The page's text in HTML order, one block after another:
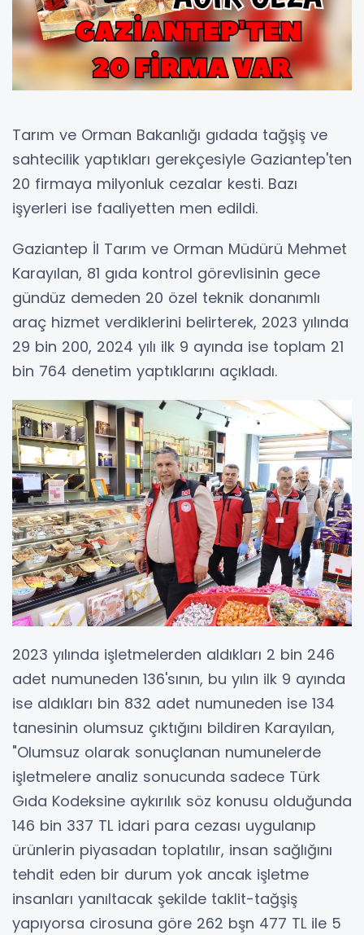
Tarım ve Orman Bakanlığı gıdada tağşiş ve
sahtecilik yaptıkları gerekçesiyle Gaziantep'ten
20 firmaya milyonluk cezalar kesti. Bazı
işyerleri ise faaliyetten men edildi.
Gaziantep İl Tarım ve Orman Müdürü Mehmet
Karayılan, 81 gıda kontrol görevlisinin gece
gündüz demeden 20 özel teknik donanımlı
araç hizmet verdiklerini belirterek, 2023 yılında
29 bin 200, 2024 yılı ilk 9 ayında ise toplam 21
bin 764 denetim yaptıklarını açıkladı.
2023 yılında işletmelerden aldıkları 2 bin 246
adet numuneden 136'sının, bu yılın ilk 9 ayında
ise aldıkları bin 832 adet numuneden ise 134
tanesinin olumsuz çıktığını bildiren Karayılan,
"Olumsuz olarak sonuçlanan numunelerde
işletmelere analiz sonucunda sadece Türk
Gıda Kodeksine aykırılık söz konusu olduğunda
146 bin 337 TL idari para cezası uygulanıp
ürünlerin piyasadan toplatılır, insan sağlığını
tehdit eden bir durum yok ancak işletme
insanları yanıltacak şekilde taklit-tağşiş
yapıyorsa cirosuna göre 262 bşn 477 TL ile 5